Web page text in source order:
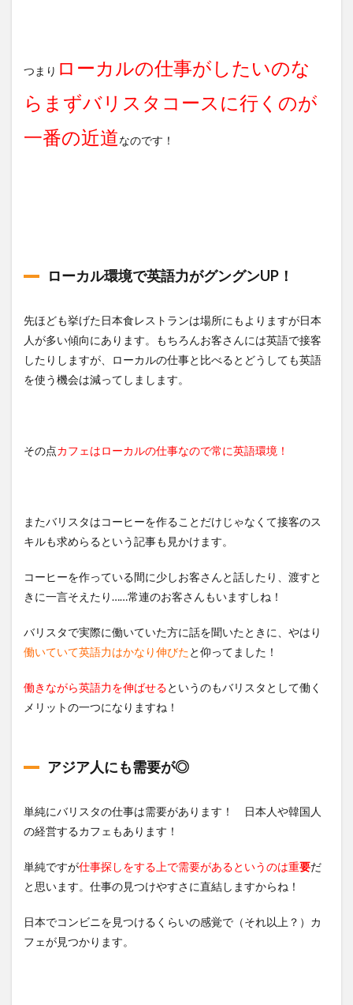
つまり ローカルの仕事がしたいのな
らまずバリスタコースに行くのが
一番の近道なのです！
ローカル環境で英語力がグングンUP！
先ほども挙げた日本食レストランは場所にもよりますが日本
人が多い傾向にあります。もちろんお客さんには英語で接客
したりしますが、ローカルの仕事と比べるとどうしても英語
を使う機会は減ってしまします。
その点カフェはローカルの仕事なので常に英語環境！
またバリスタはコーヒーを作ることだけじゃなくて接客のス
キルも求めらるという記事も見かけます。
コーヒーを作っている間に少しお客さんと話したり、渡すと
きに一言そえたり……常連のお客さんもいますしね！
バリスタで実際に働いていた方に話を聞いたときに、やはり
働いていて英語力はかなり伸びたと仰ってました！
働きながら英語力を伸ばせるというのもバリスタとして働く
メリットの一つになりますね！
アジア人にも需要が◎
単純にバリスタの仕事は需要があります！ 日本人や韓国人
の経営するカフェもあります！
単純ですが仕事探しをする上で需要があるというのは重要だ
と思います。仕事の見つけやすさに直結しますからね！
日本でコンビニを見つけるくらいの感覚で（それ以上？）カ
フェが見つかります。